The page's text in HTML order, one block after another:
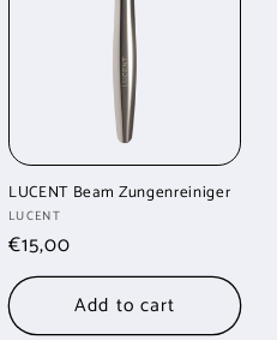
LUCENT Beam Zungenreiniger
Vendor:
LUCENT
Regular
price
€15,00
Add to cart